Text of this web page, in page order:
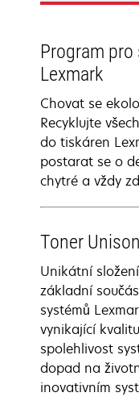
Program
Lexmark
Chovat se
Recyklujte
do tiskáren
postarat se o
chytré a vždy
Toner
Unikátní
základní
systémů
vynikající
spolehlivost
dopad na
inovativním